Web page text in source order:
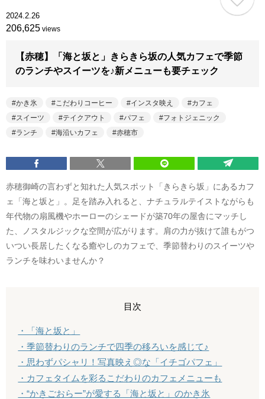
2024.2.26
206,625 views
【赤穂】「海と坂と」きらきら坂の人気カフェで季節
のランチやスイーツを♪新メニューも要チェック
かき氷 こだわりコーヒー インスタ映え
カフェ
スイーツ
テイクアウト パフェ
フォトジェニック
ランチ
海沿いカフェ 赤穂市
赤穂御崎の言わずと知れた人気スポット「きらきら坂」にあるカフ
ェ「海と坂と」。足を踏み入れると、ナチュラルテイストながらも
年代物の扇風機やホーローのシェードが築70年の屋舎にマッチし
た、ノスタルジックな空間が広がります。肩の力が抜けて誰もがつ
いつい長居したくなる癒やしのカフェで、季節替わりのスイーツや
ランチを味わいませんか？
目次
・「海と坂と」
・季節替わりのランチで四季の移ろいを感じて♪
・思わずパシャリ！写真映え◎な「イチゴパフェ」
・カフェタイムを彩るこだわりのカフェメニューも
・“かきごおらー”が愛する「海と坂と」のかき氷